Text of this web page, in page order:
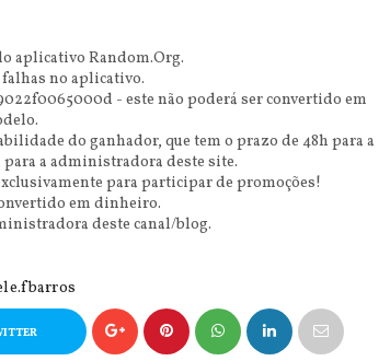
aplicativo Random.Org.
no aplicativo.
- este não poderá ser convertido em
do ganhador, que tem o prazo de 48h para a
a administradora deste site.
para participar de promoções!
em dinheiro.
deste canal/blog.